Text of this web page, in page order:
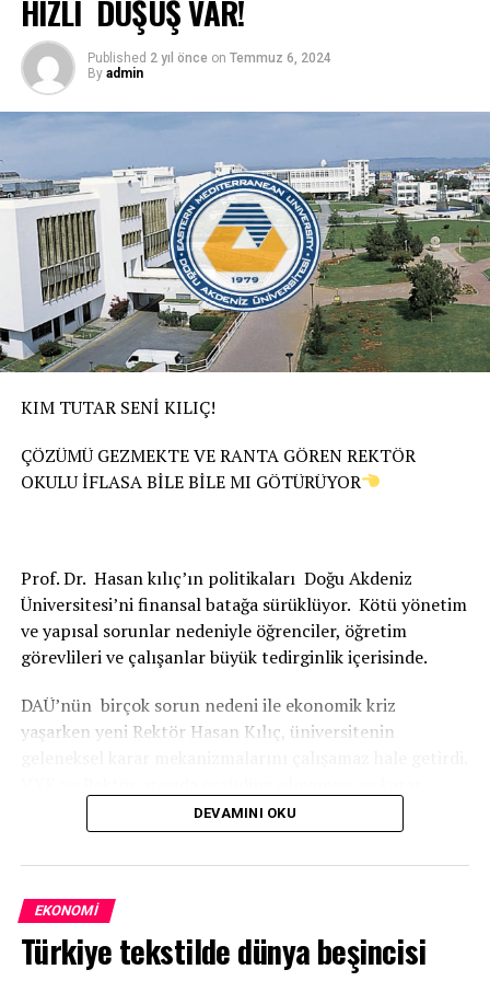
HIZLI DÜŞÜŞ VAR!
Published 2 yıl önce on Temmuz 6, 2024
By admin
KIM TUTAR SENİ KILIÇ!
ÇÖZÜMÜ GEZMEKTE VE RANTA GÖREN REKTÖR
OKULU İFLASA BİLE BİLE MI GÖTÜRÜYOR
Prof. Dr. Hasan kılıç’ın politikaları Doğu Akdeniz
Üniversitesi’ni finansal batağa sürüklüyor. Kötü yönetim
ve yapısal sorunlar nedeniyle öğrenciler, öğretim
görevlileri ve çalışanlar büyük tedirginlik içerisinde.
DAÜ’nün birçok sorun nedeni ile ekonomik kriz
yaşarken yeni Rektör Hasan Kılıç, üniversitenin
almada Rektör Hasan Kılıç’ın keyfi davranışları öğretim
üyeleri arasında tartışmalara sebep olduğu iddia ediliyor.
KAÇMIYOR
Rektör Prof.dr. Hasan Kılıç, üniversitenin mevcut
DEVAMINI OKU
EKONOMI
Türkiye tekstilde dünya beşincisi